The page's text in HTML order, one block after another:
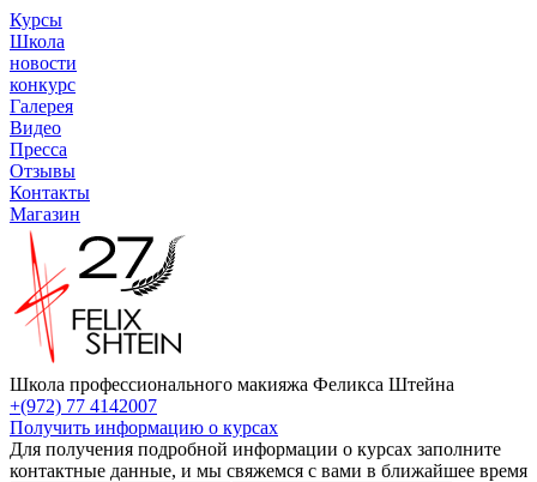
Курсы
Школа
новости
конкурс
Галерея
Видео
Пресса
Отзывы
Контакты
Магазин
Школа профессионального макияжа Феликса Штейна
+(972) 77 4142007
Получить информацию о курсах
Для получения подробной информации о курсах заполните
контактные данные, и мы свяжемся с вами в ближайшее время